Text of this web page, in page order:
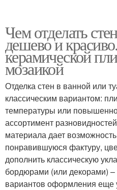
Чем отделать
дешево и
керамической
мозаикой
Отделка стен в ванной или
классическим вариантом:
температуры или
ассортимент
материала дает
понравившуюся фактуру,
дополнить классическую
бордюрами (или декорами) –
вариантов оформления еще